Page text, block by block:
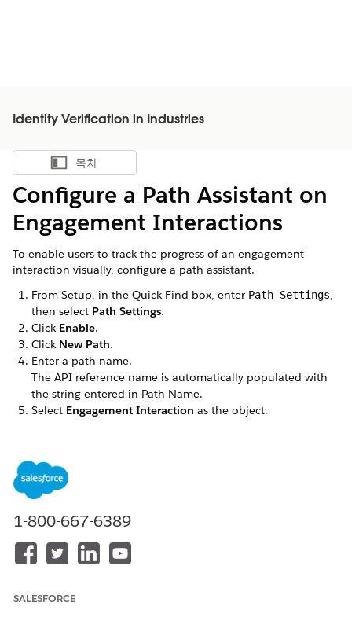
Identity Verification in Industries
목차 표시
목차
Configure a Path Assistant on
Engagement Interactions
To enable users to track the progress of an engagement
interaction visually, configure a path assistant.
From Setup, in the Quick Find box, enter Path Settings,
then select Path Settings.
Click Enable.
Click New Path.
Enter a path name.
The API reference name is automatically populated with
the string entered in Path Name.
Select Engagement Interaction as the object.
by default.
Select the picklist that the path assistant uses.
For example, select Status. Steps for each path are based
ClickNext.
Select the fields that you want your users to see. Then,
provide guidance for each step in the path. The Status
the default picklist values New, In Progress, and
1-800-667-6389
SALESFORCE